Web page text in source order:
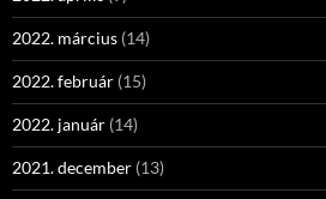
2022. március (14)
2022. február (15)
2022. január (14)
2021. december (13)